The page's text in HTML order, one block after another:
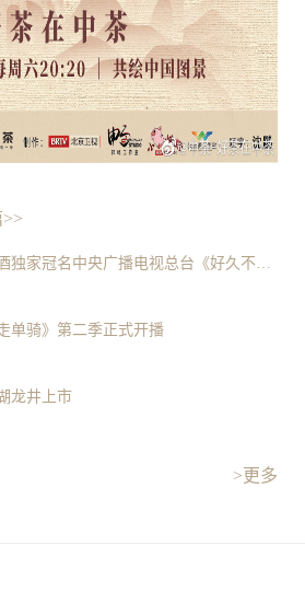
中粮酒业旗下长城葡萄酒独家冠名中央广播电视总台《好久不见》节目
单骑》第二季正式开播
龙井上市
>更多